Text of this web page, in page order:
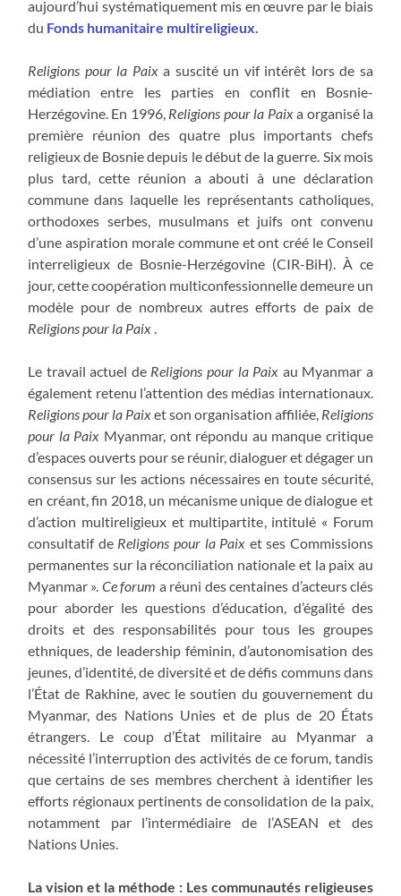
aujourd’hui systématiquement mis en œuvre par le biais
du Fonds humanitaire multireligieux.
Religions pour la Paixa suscité un vif intérêt lors de sa
médiation entre les parties en conflit en Bosnie-
Herzégovine. En 1996, Religions pour la Paixa organisé la
première réunion des quatre plus importants chefs
religieux de Bosnie depuis le début de la guerre. Six mois
plus tard, cette réunion a abouti à une déclaration
commune dans laquelle les représentants catholiques,
orthodoxes serbes, musulmans et juifs ont convenu
d’une aspiration morale commune et ont créé le Conseil
interreligieux de Bosnie-Herzégovine (CIR-BiH). À ce
jour, cette coopération multiconfessionnelle demeure un
modèle pour de nombreux autres efforts de paix de
Religions pour la Paix
Le travail actuel de Religions pour la Paix au Myanmar a
également retenu l’attention des médias internationaux.
Religions pour la Paixet son organisation affiliée, Religions
pour la Paix Myanmar, ont répondu au manque critique
d’espaces ouverts pour se réunir, dialoguer et dégager un
consensus sur les actions nécessaires en toute sécurité,
en créant, fin 2018, un mécanisme unique de dialogue et
d’action multireligieux et multipartite, intitulé « Forum
consultatif de Religions pour la Paix et ses Commissions
permanentes sur la réconciliation nationale et la paix au
Myanmar ». Ce forum a réuni des centaines d’acteurs clés
pour aborder les questions d’éducation, d’égalité des
droits et des responsabilités pour tous les groupes
ethniques, de leadership féminin, d’autonomisation des
jeunes, d’identité, de diversité et de défis communs dans
l’État de Rakhine, avec le soutien du gouvernement du
Myanmar, des Nations Unies et de plus de 20 États
étrangers. Le coup d’État militaire au Myanmar a
nécessité l’interruption des activités de ce forum, tandis
que certains de ses membres cherchent à identifier les
efforts régionaux pertinents de consolidation de la paix,
notamment par l’intermédiaire de l’ASEAN et des
Nations Unies.
La vision et la méthode : Les communautés religieuses